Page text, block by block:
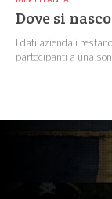
Dove si
I dati aziendali
partecipanti a una